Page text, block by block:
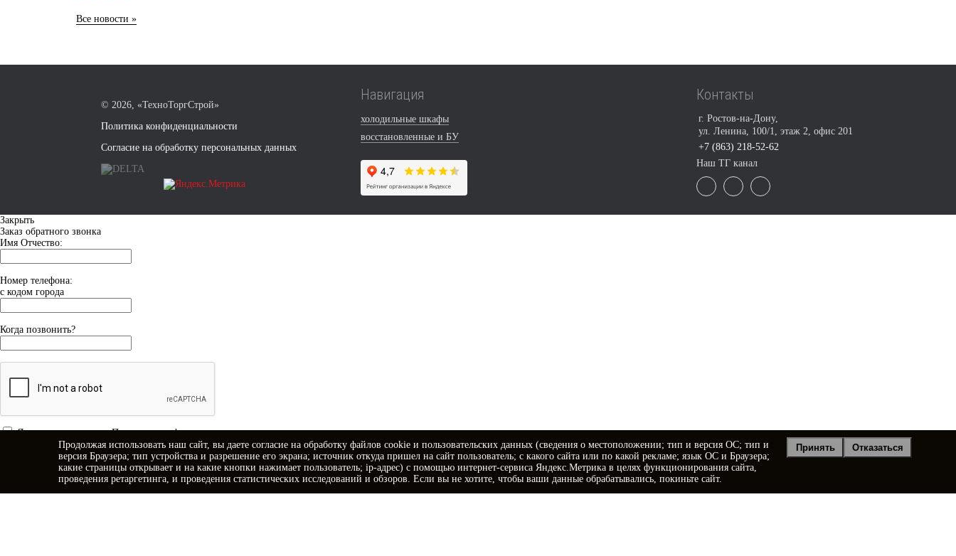
Все новости »
© 2026, «ТехноТоргСтрой»
Политика конфиденциальности
Согласие на обработку персональных данных
Навигация
холодильные шкафы
восстановленные и БУ
Контакты
г. Ростов-на-Дону,
ул. Ленина, 100/1, этаж 2, офис 201
+7 (863) 218-52-62
Наш ТГ канал
Закрыть
Заказ обратного звонка
Имя Отчество:
Номер телефона:
с кодом города
Когда позвонить?
Я принимаю условияПолитики конфиденциальности
согласие на обработку персональных данных
Отправить заявку
Продолжая использовать наш сайт, вы даете согласие на обработку файлов cookie и пользовательских данных (сведения о местоположении; тип и версия ОС; тип и
версия Браузера; тип устройства и разрешение его экрана; источник откуда пришел на сайт пользователь; с какого сайта или по какой рекламе; язык ОС и Браузера;
какие страницы открывает и на какие кнопки нажимает пользователь; ip-адрес) с помощью интернет-сервиса Яндекс.Метрика в целях функционирования сайта,
проведения ретаргетинга, и проведения статистических исследований и обзоров. Если вы не хотите, чтобы ваши данные обрабатывались, покиньте сайт.
Принять Отказаться